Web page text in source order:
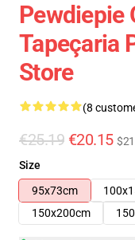
Pewdiepie
Tapeçaria
Store
(8
€25.19 €20.15
Size
95x73cm
150x200cm